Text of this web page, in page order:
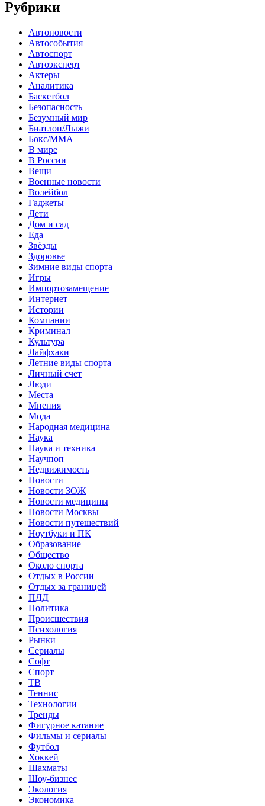
Рубрики
Автоновости
Автособытия
Автоспорт
Автоэксперт
Актеры
Аналитика
Баскетбол
Безопасность
Безумный мир
Биатлон/Лыжи
Бокс/MMA
В мире
В России
Вещи
Военные новости
Волейбол
Гаджеты
Дети
Дом и сад
Еда
Звёзды
Здоровье
Зимние виды спорта
Игры
Импортозамещение
Интернет
Истории
Компании
Криминал
Культура
Лайфхаки
Летние виды спорта
Личный счет
Люди
Места
Мнения
Мода
Народная медицина
Наука
Наука и техника
Научпоп
Недвижимость
Новости
Новости ЗОЖ
Новости медицины
Новости Москвы
Новости путешествий
Ноутбуки и ПК
Образование
Общество
Около спорта
Отдых в России
Отдых за границей
ПДД
Политика
Происшествия
Психология
Рынки
Сериалы
Софт
Спорт
ТВ
Теннис
Технологии
Тренды
Фигурное катание
Фильмы и сериалы
Футбол
Хоккей
Шахматы
Шоу-бизнес
Экология
Экономика